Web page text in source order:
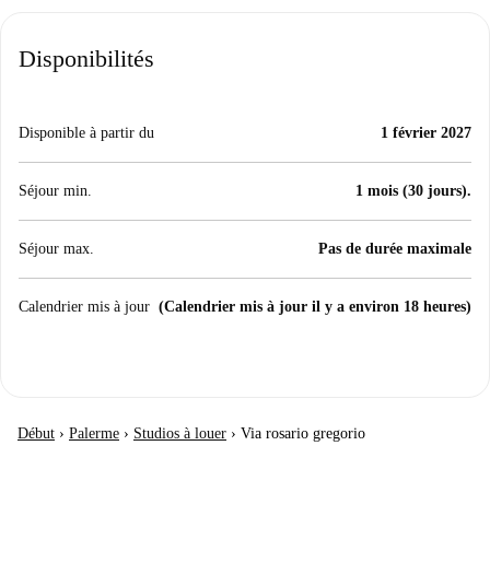
Disponibilités
Disponible à partir du 1 février 2027
Séjour min. 1 mois (30 jours).
Séjour max. Pas de durée maximale
Calendrier mis à jour (Calendrier mis à jour il y a environ 18 heures)
Début › Palerme › Studios à louer › Via rosario gregorio